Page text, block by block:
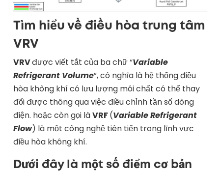
Tìm hiểu về điều hòa trung tâm
VRV
VRVđược viết tắt của ba chữ “Variable
Refrigerant Volume”, có nghĩa là hệ thống điều
hòa không khí có lưu lượng môi chất có thể thay
đổi được thông qua việc điều chỉnh tần số dòng
điện. hoặc còn gọi làVRF(Variable Refrigerant
Flow) là một công nghệ tiên tiến trong lĩnh vực
điều hòa không khí.
Dưới đây là một số điểm cơ bản